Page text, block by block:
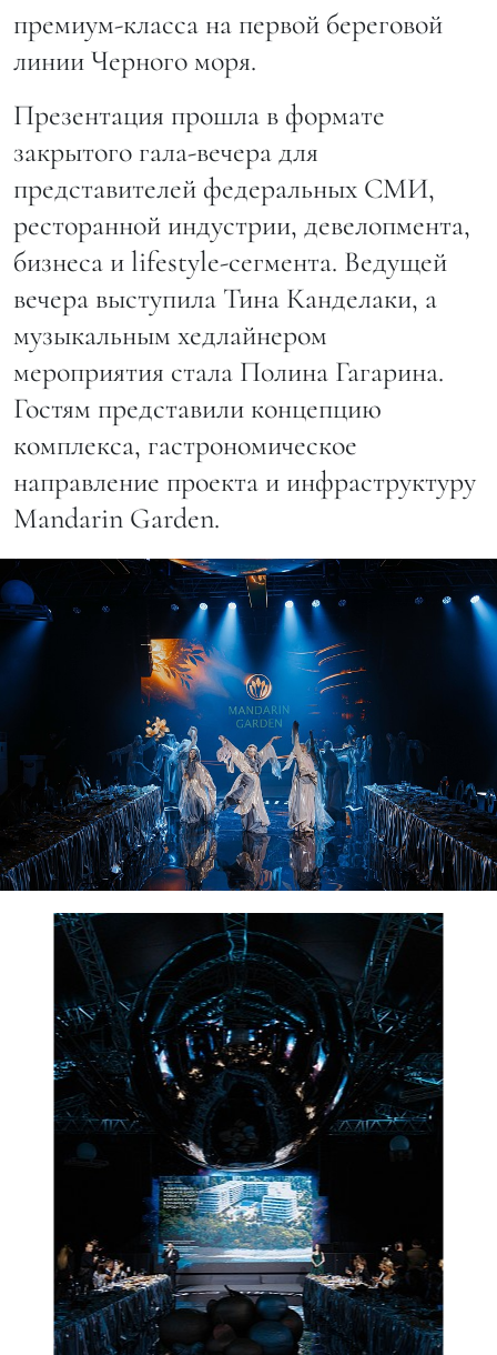
премиум-класса на первой береговой
линии Черного моря.
Презентация прошла в формате
закрытого гала-вечера для
представителей федеральных СМИ,
ресторанной индустрии, девелопмента,
бизнеса и lifestyle-сегмента. Ведущей
вечера выступила Тина Канделаки, а
музыкальным хедлайнером
мероприятия стала Полина Гагарина.
Гостям представили концепцию
комплекса, гастрономическое
направление проекта и инфраструктуру
Mandarin Garden.